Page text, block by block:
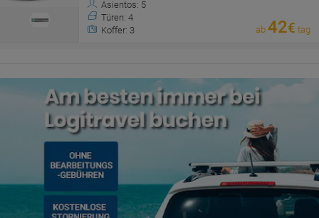
Asientos: 5
Türen: 4
Koffer: 3
ab 42€ tag